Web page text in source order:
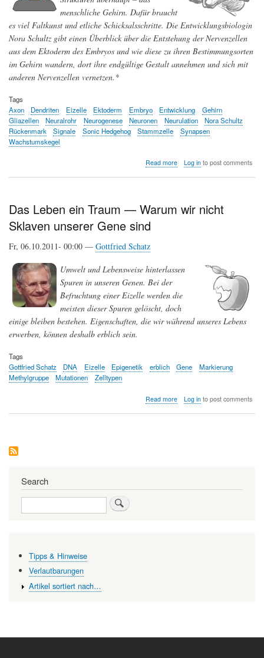
menschliche Gehirn. Dafür braucht
es viel Faltkunst und etliche Schicksalsschritte. Die Entwicklungsbiologin
Nora Schultz gibt einen Überblick über die Entstehung der Nervenzellen
aus dem Ektoderm des Embryos und wie diese zu ihren Bestimmungsorten
im Gehirn wandern, dort ihre endgültige Gestalt annehmen und sich mit
anderen Nervenzellen vernetzen.*
Tags
Axon
Dendriten Eizelle Ektoderm Embryo Entwicklung
Gehirn
Gliazellen
Neuralrohr Neurogenese Neuronen Neurulation
Nora Schultz
Rückenmark
Signale Sonic Hedgehog Stammzelle
Synapsen
Wachstumskegel
Read moreabout
komplexen
Log into post comments
Das Leben ein Traum — Warum wir nicht
Sklaven unserer Gene sind
Fr, 06.10.2011- 00:00 — Gottfried Schatz
Umwelt und Lebensweise hinterlassen
Spuren in unseren Genen. Bei der
Befruchtung einer Eizelle werden die
meisten dieser Spuren gelöscht, doch
einige bleiben bestehen. Eigenschaften, die wir während unseres Lebens
erwerben, können deshalb erblich sein.
Tags
Gottfried Schatz
DNA Eizelle Epigenetik erblich Gene
Markierung
Methylgruppe
Mutationen Zelltypen
Read moreabout
Sklaven
Log into post comments
Search
Search
Tipps & Hinweise
Verlautbarungen
Artikel sortiert nach…